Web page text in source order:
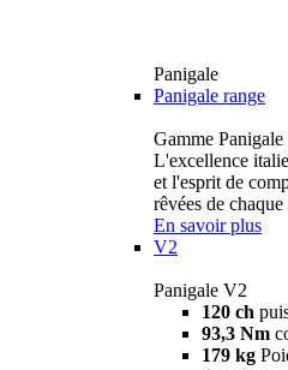
Panigale
Panigale range
Gamme Panigale
L'excellence
et l'esprit de
rêvées de
En savoir plus
V2
Panigale V2
120 ch
93,3 Nm
179 kg